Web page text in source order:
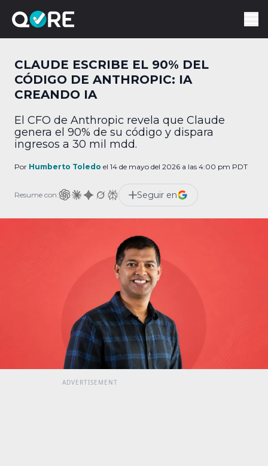
CLAUDE ESCRIBE EL 90% DEL
CÓDIGO DE ANTHROPIC: IA
CREANDO IA
El CFO de Anthropic revela que Claude
genera el 90% de su código y dispara
ingresos a 30 mil mdd.
Por Humberto Toledo el 14 de mayo del 2026 a las 4:00 pm PDT
Resume con: Seguir en